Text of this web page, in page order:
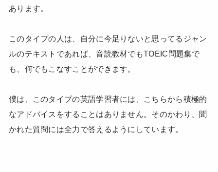
あります。
このタイプの人は、自分に今足りないと思ってるジャン
ルのテキストであれば、音読教材でもTOEIC問題集で
も、何でもこなすことができます。
僕は、このタイプの英語学習者には、こちらから積極的
なアドバイスをすることはありません。そのかわり、聞
かれた質問には全力で答えるようにしています。